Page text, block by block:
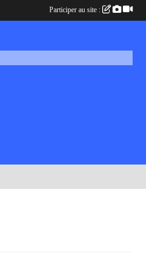
Participer au site :